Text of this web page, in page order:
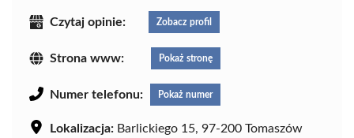
Czytaj opinie: Zobacz profil
Strona www: Pokaż stronę
Numer telefonu: Pokaż numer
Lokalizacja: Barlickiego 15, 97-200 Tomaszów